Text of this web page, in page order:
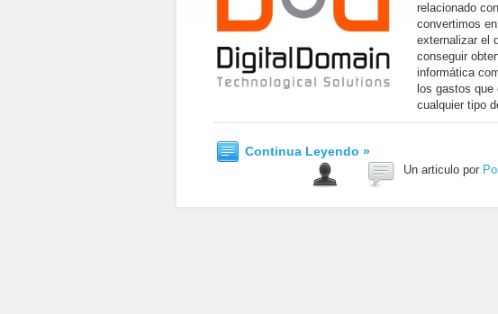
relacionado
convertimos
externalizar el
conseguir
informática
los gastos
cualquier tipo
Continua Leyendo »
Un articulo por